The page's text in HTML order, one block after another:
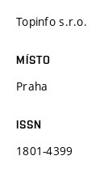
Topinfo s.r.o.
MÍSTO
Praha
ISSN
1801-4399